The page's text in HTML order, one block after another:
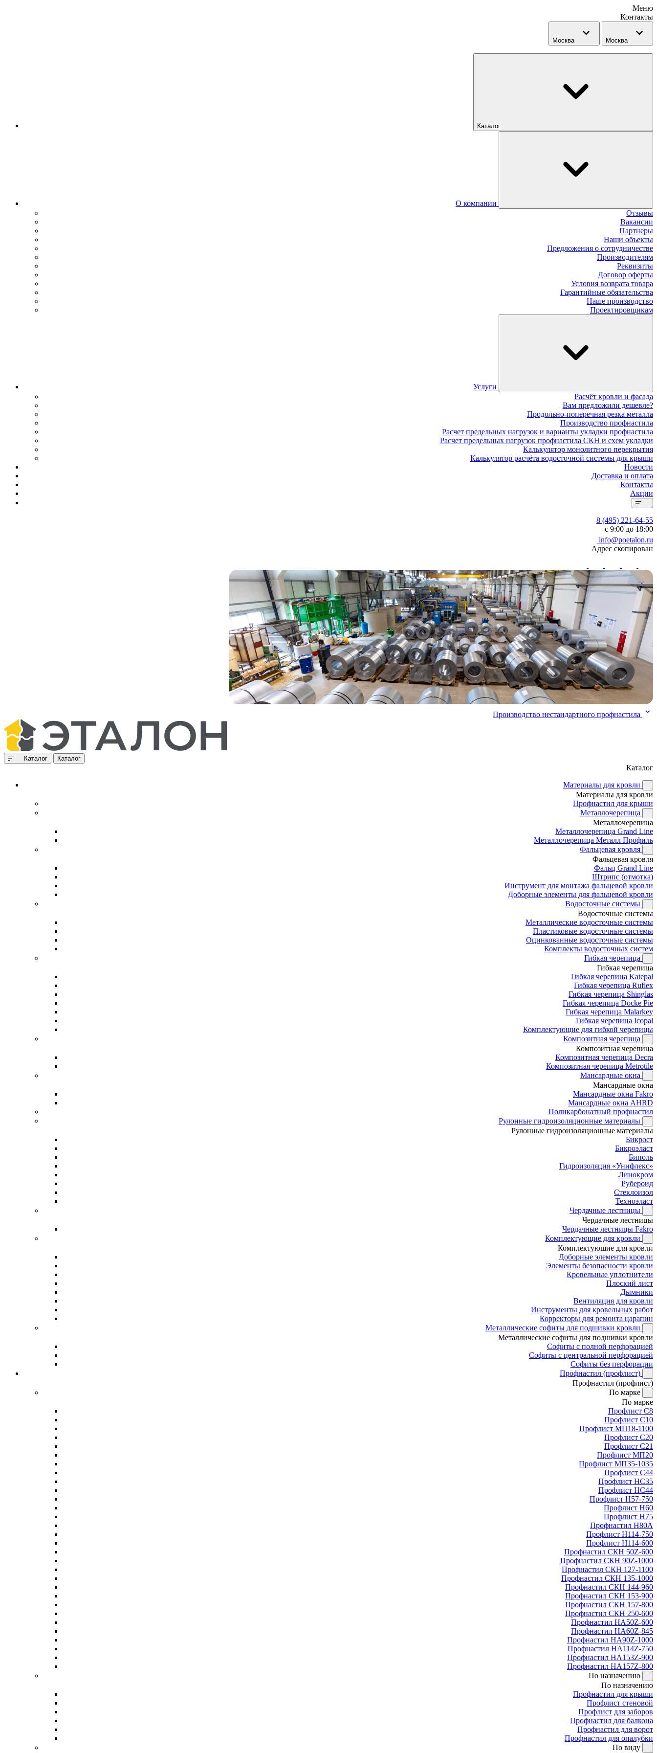
Меню
Контакты
Москва Москва
Каталог
О компании
Отзывы
Вакансии
Партнеры
Наши объекты
Предложения о сотрудничестве
Производителям
Реквизиты
Договор оферты
Условия возврата товара
Гарантийные обязательства
Наше производство
Проектировщикам
Услуги
Расчёт кровли и фасада
Вам предложили дешевле?
Продольно-поперечная резка металла
Производство профнастила
Расчет предельных нагрузок и варианты укладки профнастила
Расчет предельных нагрузок профнастила СКН и схем укладки
Калькулятор монолитного перекрытия
Калькулятор расчёта водосточной системы для крыши
Новости
Доставка и оплата
Контакты
Акции
8 (495) 221-64-55
с 9:00 до 18:00
info@poetalon.ru
Адрес скопирован
Производство нестандартного профнастила
Каталог Каталог
Каталог
Материалы для кровли
Материалы для кровли
Профнастил для крыши
Металлочерепица
Металлочерепица
Металлочерепица Grand Line
Металлочерепица Металл Профиль
Фальцевая кровля
Фальцевая кровля
Фальц Grand Line
Штрипс (отмотка)
Инструмент для монтажа фальцевой кровли
Доборные элементы для фальцевой кровли
Водосточные системы
Водосточные системы
Металлические водосточные системы
Пластиковые водосточные системы
Оцинкованные водосточные системы
Комплекты водосточных систем
Гибкая черепица
Гибкая черепица
Гибкая черепица Katepal
Гибкая черепица Ruflex
Гибкая черепица Shinglas
Гибкая черепица Docke Pie
Гибкая черепица Malarkey
Гибкая черепица Icopal
Комплектующие для гибкой черепицы
Композитная черепица
Композитная черепица
Композитная черепица Decra
Композитная черепица Metrotile
Мансардные окна
Мансардные окна
Мансардные окна Fakro
Мансардные окна AHRD
Поликарбонатный профнастил
Рулонные гидроизоляционные материалы
Рулонные гидроизоляционные материалы
Бикрост
Бикроэласт
Биполь
Гидроизоляция «Унифлекс»
Линокром
Рубероид
Стеклоизол
Техноэласт
Чердачные лестницы
Чердачные лестницы
Чердачные лестницы Fakro
Комплектующие для кровли
Комплектующие для кровли
Доборные элементы кровли
Элементы безопасности кровли
Кровельные уплотнители
Плоский лист
Дымники
Вентиляция для кровли
Инструменты для кровельных работ
Корректоры для ремонта царапин
Металлические софиты для подшивки кровли
Металлические софиты для подшивки кровли
Софиты с полной перфорацией
Софиты с центральной перфорацией
Софиты без перфорации
Профнастил (профлист)
Профнастил (профлист)
По марке
По марке
Профлист С8
Профлист С10
Профлист МП18-1100
Профлист С20
Профлист С21
Профлист МП20
Профлист МП35-1035
Профлист С44
Профлист НС35
Профлист НС44
Профлист Н57-750
Профлист Н60
Профлист Н75
Профнастил Н80А
Профлист Н114-750
Профлист Н114-600
Профнастил СКН 50Z-600
Профнастил СКН 90Z-1000
Профнастил СКН 127-1100
Профнастил СКН 135-1000
Профнастил СКН 144-960
Профнастил СКН 153-900
Профнастил СКН 157-800
Профнастил СКН 250-600
Профнастил НА50Z-600
Профнастил НА60Z-845
Профнастил НА90Z-1000
Профнастил НА114Z-750
Профнастил НА153Z-900
Профнастил НА157Z-800
По назначению
По назначению
Профнастил для крыши
Профлист стеновой
Профлист для заборов
Профнастил для балкона
Профнастил для ворот
Профнастил для опалубки
По виду